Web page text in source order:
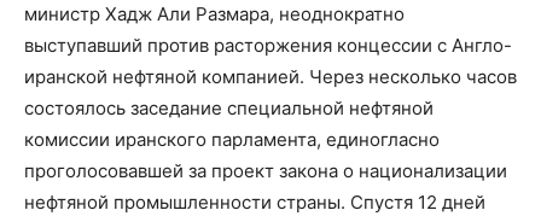
министр Хадж Али Размара, неоднократно
выступавший против расторжения концессии с Англо-
иранской нефтяной компанией. Через несколько часов
состоялось заседание специальной нефтяной
комиссии иранского парламента, единогласно
проголосовавшей за проект закона о национализации
нефтяной промышленности страны. Спустя 12 дней